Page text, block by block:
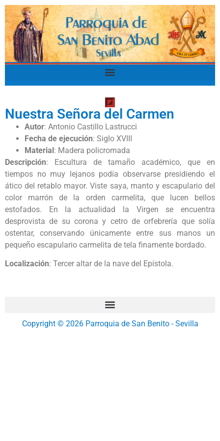
Nuestra Señora del Carmen
Autor: Antonio Castillo Lastrucci
Fecha de ejecución: Siglo XVIII
Material: Madera policromada
Descripción: Escultura de tamaño académico, que en
tiempos no muy lejanos podía observarse presidiendo el
ático del retablo mayor. Viste saya, manto y escapulario del
color marrón de la orden carmelita, que lucen bellos
estofados. En la actualidad la Virgen se encuentra
desprovista de su corona y cetro de orfebrería que solía
ostentar, conservando únicamente entre sus manos un
pequeño escapulario carmelita de tela finamente bordado.
Localización: Tercer altar de la nave del Epístola.
Copyright © 2026 Parroquia de San Benito - Sevilla